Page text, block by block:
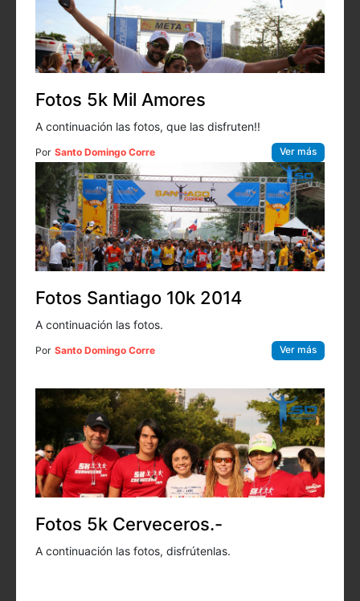
Fotos 5k Mil Amores
A continuación las fotos, que las disfruten!!
Por Santo Domingo Corre Ver más
Fotos Santiago 10k 2014
A continuación las fotos.
Por Santo Domingo Corre Ver más
Fotos 5k Cerveceros.-
A continuación las fotos, disfrútenlas.